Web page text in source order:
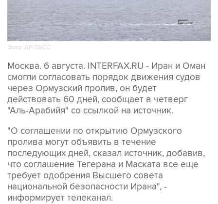
Фото: AP/ТАСС
Москва. 6 августа. INTERFAX.RU - Иран и Оман
смогли согласовать порядок движения судов
через Ормузский пролив, он будет
действовать 60 дней, сообщает в четверг
"Аль-Арабийя" со ссылкой на источник.
"О соглашении по открытию Ормузского
пролива могут объявить в течение
последующих дней, сказал источник, добавив,
что соглашение Тегерана и Маската все еще
требует одобрения Высшего совета
национальной безопасности Ирана", -
информирует телеканал.